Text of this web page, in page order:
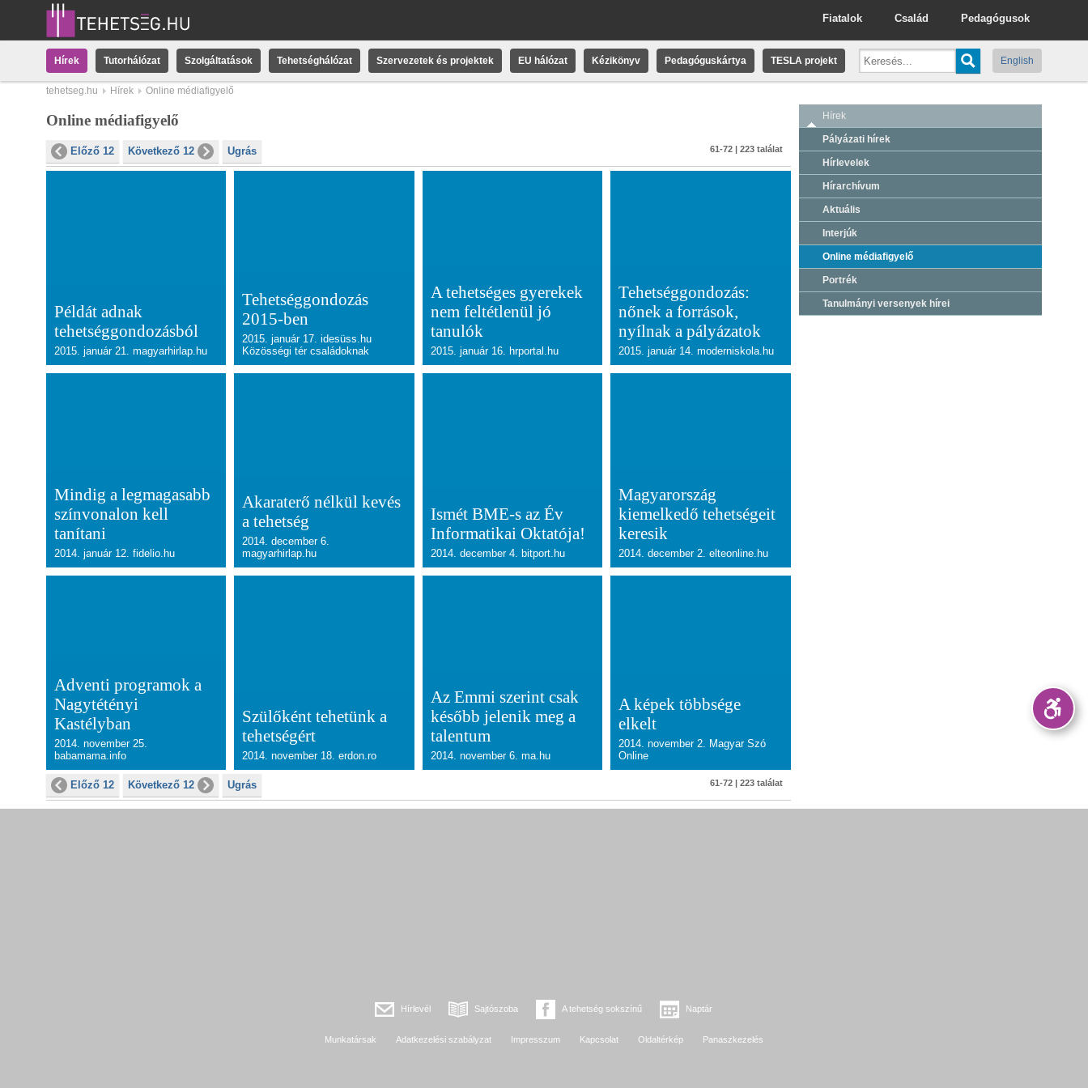
Pedagógusok
Család
Fiatalok
Hírek Tutorhálózat Szolgáltatások Tehetséghálózat Szervezetek és projektek EU hálózat Kézikönyv Pedagóguskártya TESLA projekt English
tehetseg.hu Hírek Online médiafigyelő
Online médiafigyelő
Előző 12 Következő 12 Ugrás 61-72 | 223 találat
Példát adnak
tehetséggondozásból
2015. január 21. magyarhirlap.hu
Tehetséggondozás
2015-ben
2015. január 17. idesüss.hu
Közösségi tér családoknak
A tehetséges gyerekek
nem feltétlenül jó
tanulók
2015. január 16. hrportal.hu
Tehetséggondozás:
nőnek a források,
nyílnak a pályázatok
2015. január 14. moderniskola.hu
Mindig a legmagasabb
színvonalon kell
tanítani
2014. január 12. fidelio.hu
Akaraterő nélkül kevés
a tehetség
2014. december 6.
magyarhirlap.hu
Ismét BME-s az Év
Informatikai Oktatója!
2014. december 4. bitport.hu
Magyarország
kiemelkedő tehetségeit
keresik
2014. december 2. elteonline.hu
Adventi programok a
Nagytétényi
Kastélyban
2014. november 25.
babamama.info
Szülőként tehetünk a
tehetségért
2014. november 18. erdon.ro
Az Emmi szerint csak
később jelenik meg a
talentum
2014. november 6. ma.hu
A képek többsége
elkelt
2014. november 2. Magyar Szó
Online
Előző 12 Következő 12 Ugrás 61-72 | 223 találat
Hírek
Pályázati hírek
Hírlevelek
Hírarchívum
Aktuális
Interjúk
Online médiafigyelő
Portrék
Tanulmányi versenyek hírei
Hírlevél Sajtószoba A tehetség sokszínű Naptár
Munkatársak Adatkezelési szabályzat Impresszum Kapcsolat Oldaltérkép Panaszkezelés